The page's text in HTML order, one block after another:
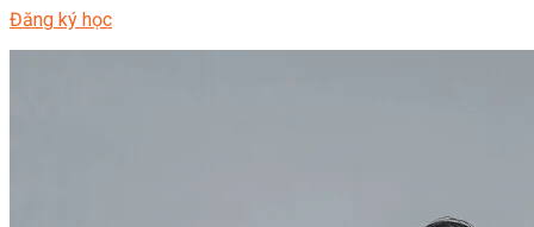
Đăng ký học